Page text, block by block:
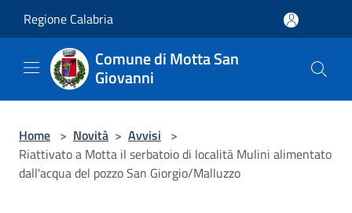
Regione Calabria
Comune di Motta San
Giovanni
Home > Novità > Avvisi >
Riattivato a Motta il serbatoio di località Mulini alimentato
dall'acqua del pozzo San Giorgio/Malluzzo